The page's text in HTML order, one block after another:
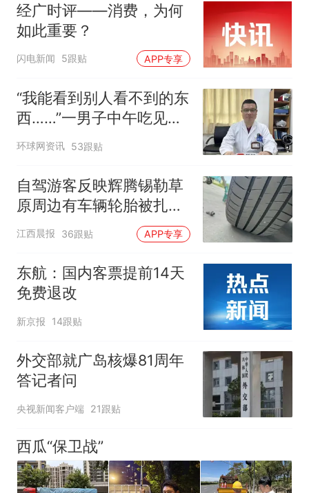
经广时评——消费，为何
如此重要？
闪电新闻 5跟贴 APP专享
“我能看到别人看不到的东
西……”一男子中午吃见手
青没事，晚上再吃却出现
幻觉被紧急送医！
环球网资讯 53跟贴
自驾游客反映辉腾锡勒草
原周边有车辆轮胎被扎，
修理店铺换胎价格高达千
元，官方发布情况通报
江西晨报 36跟贴 APP专享
东航：国内客票提前14天
免费退改
新京报 14跟贴
外交部就广岛核爆81周年
答记者问
央视新闻客户端 21跟贴
西瓜“保卫战”